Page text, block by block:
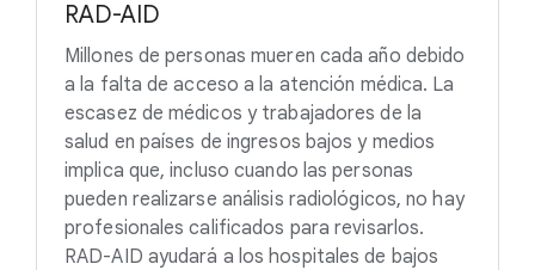
RAD-AID
Millones de personas mueren cada año debido
a la falta de acceso a la atención médica. La
escasez de médicos y trabajadores de la
salud en países de ingresos bajos y medios
implica que, incluso cuando las personas
pueden realizarse análisis radiológicos, no hay
profesionales calificados para revisarlos.
RAD-AID ayudará a los hospitales de bajos